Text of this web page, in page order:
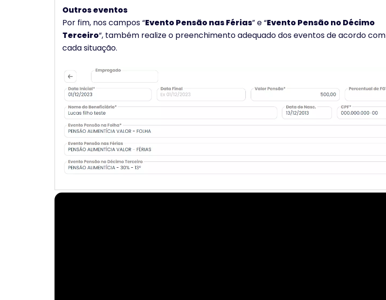
Outros eventos
Por fim, nos campos “Evento Pensão nas Férias” e “Evento Pensão no Décimo
Terceiro“, também realize o preenchimento adequado dos eventos de acordo com
cada situação.